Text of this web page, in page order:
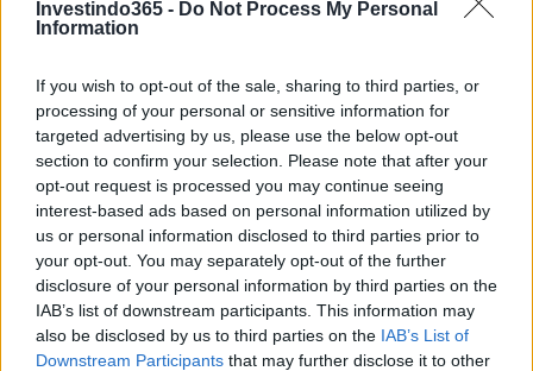
Investindo365 - Do Not Process My Personal
Information
If you wish to opt-out of the sale, sharing to third parties, or
processing of your personal or sensitive information for
targeted advertising by us, please use the below opt-out
section to confirm your selection. Please note that after your
opt-out request is processed you may continue seeing
interest-based ads based on personal information utilized by
us or personal information disclosed to third parties prior to
your opt-out. You may separately opt-out of the further
disclosure of your personal information by third parties on the
IAB’s list of downstream participants. This information may
also be disclosed by us to third parties on the IAB’s List of
Downstream Participants that may further disclose it to other
Principais ações recomendadas para dividendos em agosto de
2026
Bruno Costa · 6 ago 2026
INVESTIMENTOS